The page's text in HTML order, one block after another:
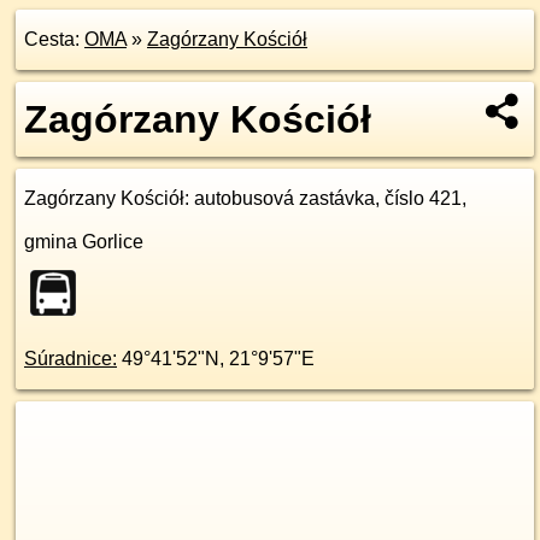
Cesta: OMA» Zagórzany Kościół
Zagórzany Kościół
Zagórzany Kościół: autobusová zastávka, číslo 421,
gmina Gorlice
Súradnice: 49°41'52"N , 21°9'57"E